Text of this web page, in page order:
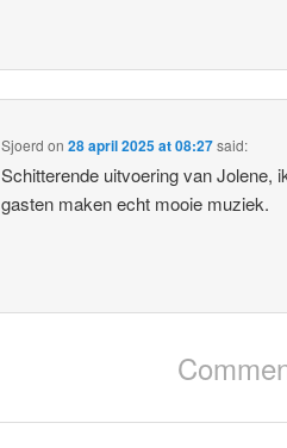
Sjoerd on28 april 2025 at 08:27said:
Schitterende uitvoering van Jolene,
gasten maken echt mooie muziek.